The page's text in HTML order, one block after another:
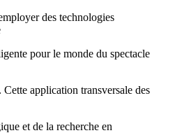
des technologies
pour le monde du spectacle
application transversale des
et de la recherche en